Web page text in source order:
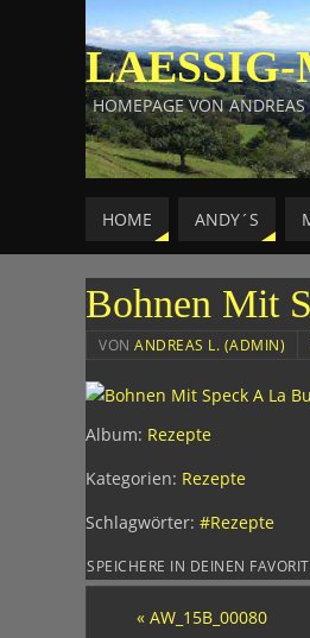
HOMEPAGE VON ANDREAS
HOME ANDY´S
Bohnen Mit
VON ANDREAS L. (ADMIN)
Album: Rezepte
Kategorien: Rezepte
Schlagwörter: #Rezepte
SPEICHERE IN DEINEN
« AW_15B_00080